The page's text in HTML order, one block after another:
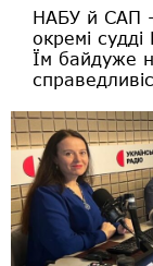
НАБУ й САП –
окремі
Їм байдуже